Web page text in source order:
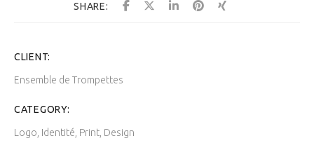
SHARE:
CLIENT:
Ensemble de Trompettes
CATEGORY:
Logo, Identité, Print, Design